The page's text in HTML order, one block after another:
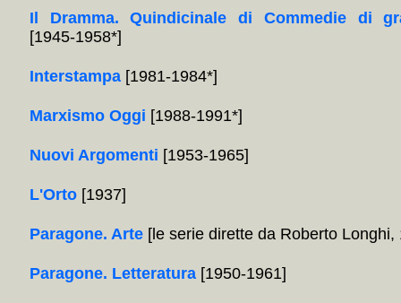
Il Dramma. Quindicinale di Commedie di
[1945-1958*]
Interstampa [1981-1984*]
Marxismo Oggi [1988-1991*]
Nuovi Argomenti [1953-1965]
L'Orto [1937]
Paragone. Arte [le serie dirette da Roberto Longhi,
Paragone. Letteratura [1950-1961]